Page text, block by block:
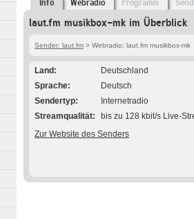
Info Webradio Programm
laut.fm musikbox-mk im Überblick
Sender: laut.fm > Webradio: laut.fm musikbox-mk
Land
Deutschland
Sprache
Deutsch
Sendertyp
Internetradio
Streamqualität
bis zu 128 kbit/s Live-
Zur Website des Senders